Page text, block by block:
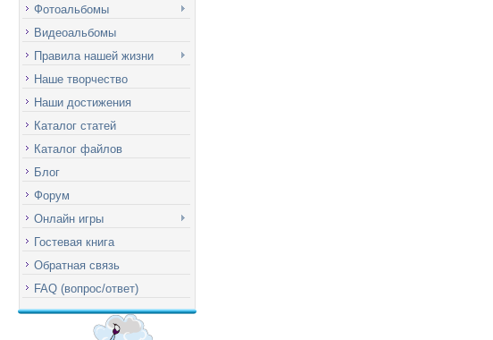
Фотоальбомы
Видеоальбомы
Правила нашей жизни
Наше творчество
Наши достижения
Каталог статей
Каталог файлов
Блог
Форум
Онлайн игры
Гостевая книга
Обратная связь
FAQ (вопрос/ответ)